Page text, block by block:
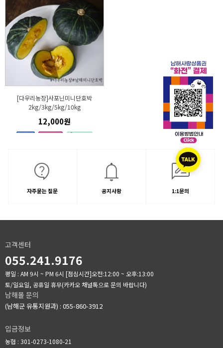
[다우리농장]사포닌미니단호박
2kg/3kg/5kg/10kg
12,000원
자주묻는 질문 공지사항 1:1문의
고객센터
055.241.9176
평일 : AM 9시 ~ PM 6시 [점심시간]오전:12:00 ~ 오후:13:00
토/일요일, 공휴일 휴무(카카오 채널톡으로 문의 바랍니다)
남해몰 문의
(남해군 유통지원과) : 055-860-3912
입금정보
농협 : 301-0273-1080-21